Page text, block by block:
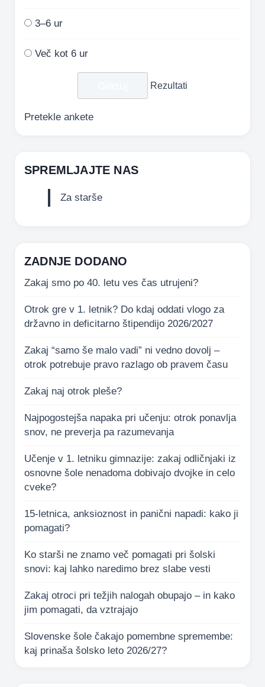
3–6 ur
Več kot 6 ur
Rezultati
Pretekle ankete
SPREMLJAJTE NAS
Za starše
ZADNJE DODANO
Zakaj smo po 40. letu ves čas utrujeni?
Otrok gre v 1. letnik? Do kdaj oddati vlogo za
državno in deficitarno štipendijo 2026/2027
Zakaj “samo še malo vadi” ni vedno dovolj –
otrok potrebuje pravo razlago ob pravem času
Zakaj naj otrok pleše?
Najpogostejša napaka pri učenju: otrok ponavlja
snov, ne preverja pa razumevanja
Učenje v 1. letniku gimnazije: zakaj odličnjaki iz
osnovne šole nenadoma dobivajo dvojke in celo
cveke?
15-letnica, anksioznost in panični napadi: kako ji
pomagati?
Ko starši ne znamo več pomagati pri šolski
snovi: kaj lahko naredimo brez slabe vesti
Zakaj otroci pri težjih nalogah obupajo – in kako
jim pomagati, da vztrajajo
Slovenske šole čakajo pomembne spremembe:
kaj prinaša šolsko leto 2026/27?